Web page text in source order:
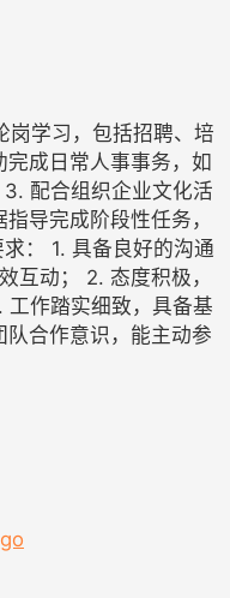
岗学习，包括招聘、培
成日常人事事务，如
配合组织企业文化活
导完成阶段性任务，
： 1. 具备良好的沟通
互动； 2. 态度积极，
作踏实细致，具备基
合作意识，能主动参